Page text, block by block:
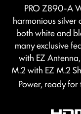
PRO Z890-A
harmonious silver
both white and
many exclusive
with EZ
M.2 with EZ M.2
Power, ready for